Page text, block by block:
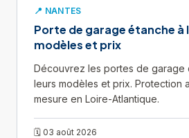
📍 NANTES
Porte de garage étanche à
modèles et prix
Découvrez les portes de garage
leurs modèles et prix. Protection
mesure en Loire-Atlantique.
🗓 03 août 2026